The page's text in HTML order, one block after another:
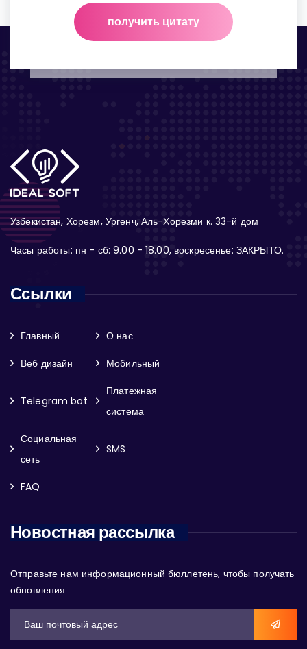
получить цитату
Узбекистан, Хорезм, Ургенч, Аль-Хорезми к. 33-й дом
Часы работы: пн - сб: 9.00 - 18.00, воскресенье: ЗАКРЫТО.
Ссылки
Главный
О нас
Веб дизайн
Мобильный
Telegram bot
Платежная
система
Социальная
сеть
SMS
FAQ
Новостная рассылка
Отправьте нам информационный бюллетень, чтобы получать
обновления